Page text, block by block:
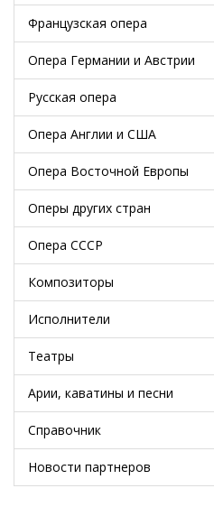
Французская опера
Опера Германии и Австрии
Русская опера
Опера Англии и США
Опера Восточной Европы
Оперы других стран
Опера СССР
Композиторы
Исполнители
Театры
Арии, каватины и песни
Справочник
Новости партнеров